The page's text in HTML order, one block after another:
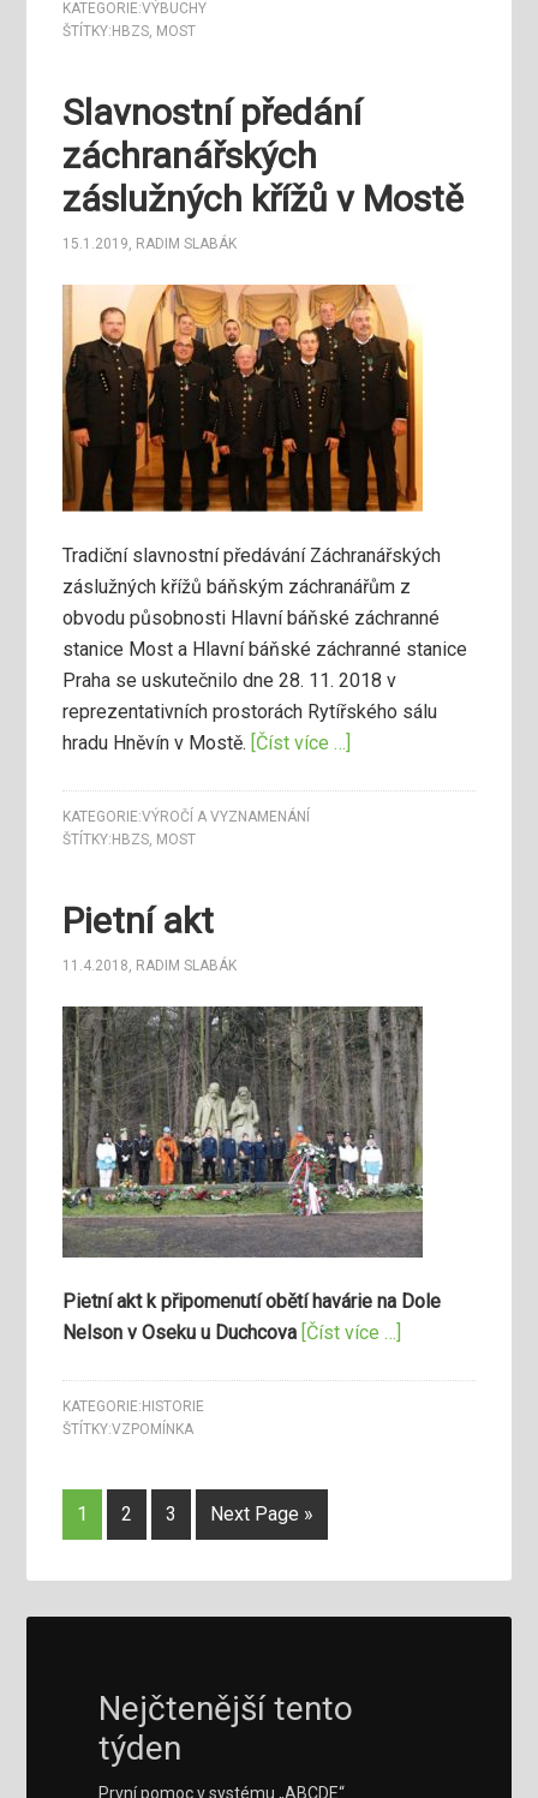
KATEGORIE:VÝBUCHY
ŠTÍTKY: HBZS, MOST
Slavnostní předání
záchranářských
záslužných křížů v Mostě
15.1.2019, RADIM SLABÁK
Tradiční slavnostní předávání Záchranářských
záslužných křížů báňským záchranářům z
obvodu působnosti Hlavní báňské záchranné
stanice Most a Hlavní báňské záchranné stanice
Praha se uskutečnilo dne 28. 11. 2018 v
reprezentativních prostorách Rytířského sálu
hradu Hněvín v Mostě. [Číst více …]
KATEGORIE:VÝROČÍ A VYZNAMENÁNÍ
ŠTÍTKY: HBZS, MOST
Pietní akt
11.4.2018, RADIM SLABÁK
Pietní akt k připomenutí obětí havárie na Dole
Nelson v Oseku u Duchcova [Číst více …]
KATEGORIE: HISTORIE
ŠTÍTKY:VZPOMÍNKA
1 2 3 Next Page »
Nejčtenější tento
týden
První pomoc v systému „ABCDE“